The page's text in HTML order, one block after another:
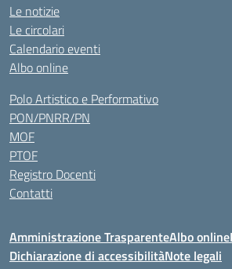
Le notizie
Le circolari
Calendario eventi
Albo online
Polo Artistico e Performativo
PON/PNRR/PN
MOF
PTOF
Registro Docenti
Contatti
Amministrazione TrasparenteAlbo online
Dichiarazione di accessibilitàNote legali